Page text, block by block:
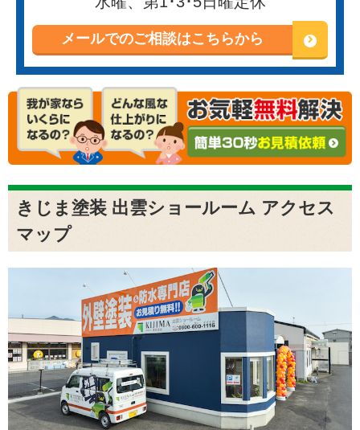
メールでのご相談はこちらから
きじま塗装 出雲ショールーム アクセス
マップ